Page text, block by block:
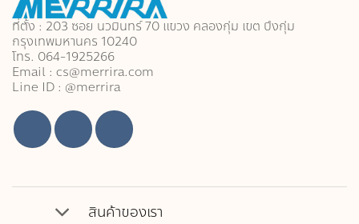
ที่ตั้ง : 203 ซอย นวมินทร์ 70 แขวง คลองกุ่ม เขต บึงกุ่ม
กรุงเทพมหานคร 10240
โทร. 064-1925266
Email : cs@merrira.com
Line ID : @merrira
สินค้าของเรา